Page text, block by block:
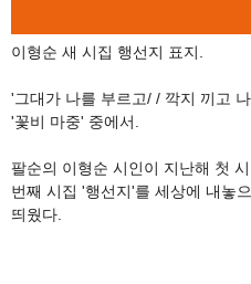
이형순 새 시집 행선지 표지.
'그대가 나를 부르고/ / 깍지 끼고
'꽃비 마중' 중에서.
팔순의 이형순 시인이 지난해 첫
번째 시집 '행선지'를 세상에 내놓
띄웠다.